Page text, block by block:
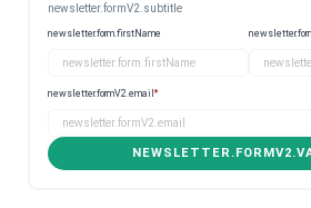
newsletter.formV2.subtitle
newsletter.form.firstName
newsletter.formV2.email*